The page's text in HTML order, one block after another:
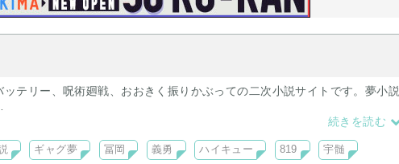
テリー、呪術廻戦、おおきく振りかぶっての二次小説サイトです。夢小説
続きを読む
ギャグ夢 冨岡 義勇 ハイキュー 819 宇髄